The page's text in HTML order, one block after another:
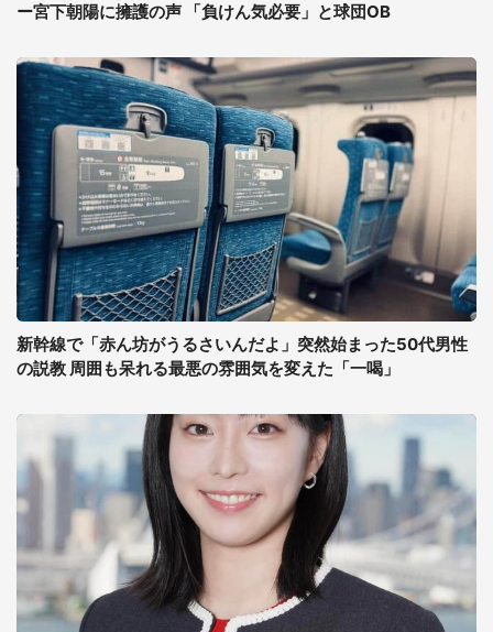
ー宮下朝陽に擁護の声 「負けん気必要」と球団OB
新幹線で「赤ん坊がうるさいんだよ」突然始まった50代男性
の説教 周囲も呆れる最悪の雰囲気を変えた「一喝」